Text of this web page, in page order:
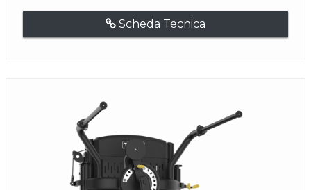
Scheda Tecnica